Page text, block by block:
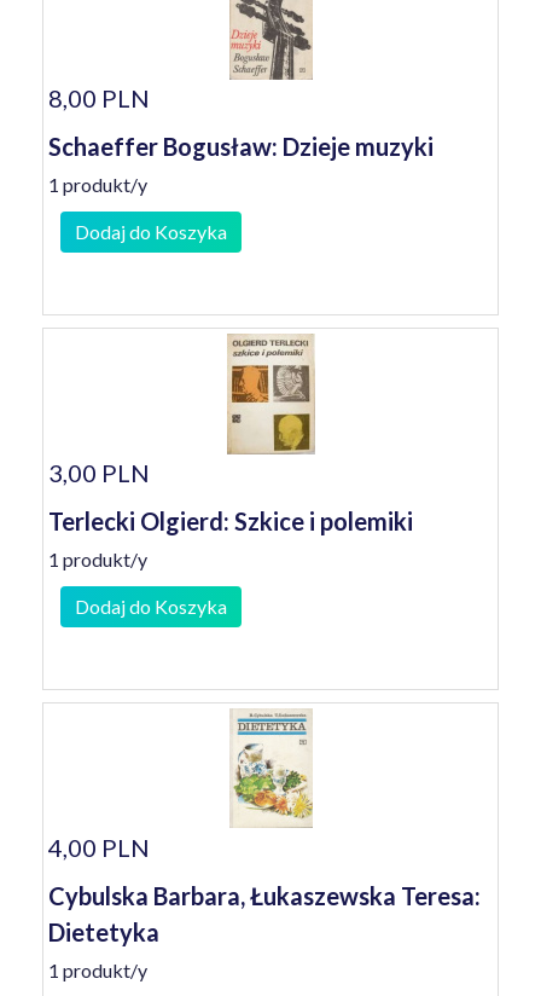
8,00 PLN
Schaeffer Bogusław: Dzieje muzyki
1 produkt/y
Dodaj do Koszyka
3,00 PLN
Terlecki Olgierd: Szkice i polemiki
1 produkt/y
Dodaj do Koszyka
4,00 PLN
Cybulska Barbara, Łukaszewska Teresa:
Dietetyka
1 produkt/y